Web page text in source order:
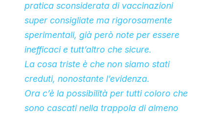
pratica sconsiderata di vaccinazioni
super consigliate ma rigorosamente
sperimentali, già però note per essere
inefficaci e tutt’altro che sicure.
La cosa triste è che non siamo stati
creduti, nonostante l’evidenza.
Ora c’è la possibilità per tutti coloro che
sono cascati nella trappola di almeno